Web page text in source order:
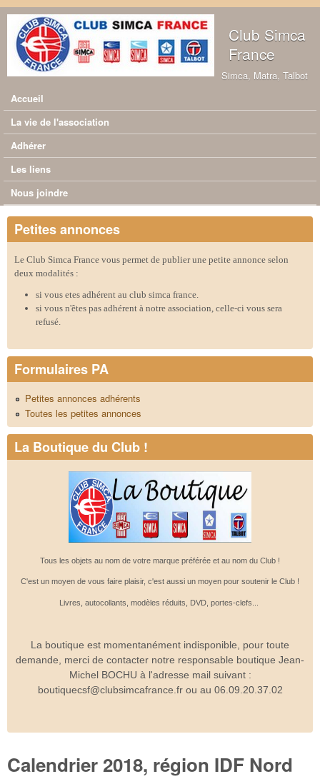
Aller au contenu principal
Club Simca
France
Simca, Matra, Talbot
Menu principal
Accueil
La vie de l'association
Adhérer
Les liens
Nous joindre
Petites annonces
Le Club Simca France vous permet de publier une petite annonce selon
deux modalités :
si vous etes adhérent au club simca france.
si vous n'êtes pas adhérent à notre association, celle-ci vous sera
refusé.
Formulaires PA
Petites annonces adhérents
Toutes les petites annonces
La Boutique du Club !
Tous les objets au nom de votre marque préférée et au nom du Club !
C'est un moyen de vous faire plaisir, c'est aussi un moyen pour soutenir le Club !
Livres, autocollants, modèles réduits, DVD, portes-clefs...
La boutique est momentanément indisponible, pour toute
demande, merci de contacter notre responsable boutique Jean-
Michel BOCHU à l'adresse mail suivant :
boutiquecsf@clubsimcafrance.fr ou au 06.09.20.37.02
Calendrier 2018, région IDF Nord